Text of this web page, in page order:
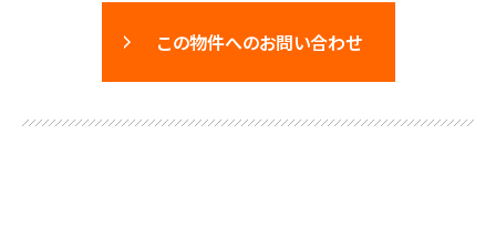
この物件へのお問い合わせ